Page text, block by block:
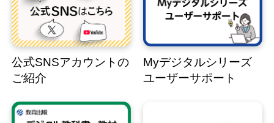
公式SNSアカウントの
ご紹介
Myデジタルシリーズ
ユーザーサポート